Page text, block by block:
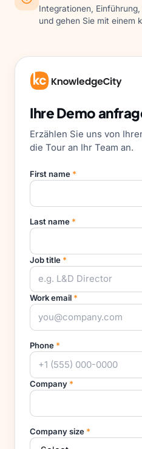
Integrationen,
und gehen Sie mit einem
Ihre Demo
Erzählen Sie uns von
die Tour an Ihr Team an.
First name *
Last name *
Job title *
Work email *
Phone *
Company *
Company size *